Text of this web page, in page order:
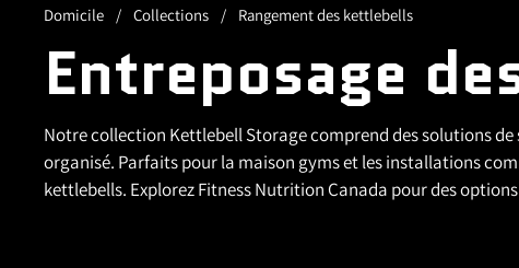
Domicile / Collections / Rangement des kettlebells
Entreposage
Notre collection Kettlebell Storage comprend des solutions
organisé. Parfaits pour la maison gyms et les installations
kettlebells. Explorez Fitness Nutrition Canada pour des